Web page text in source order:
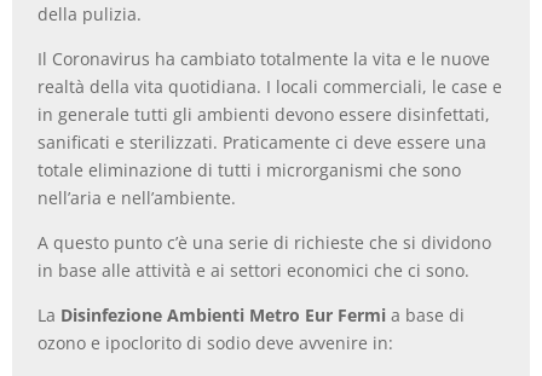
della pulizia.
Il Coronavirus ha cambiato totalmente la vita e le nuove
realtà della vita quotidiana. I locali commerciali, le case e
in generale tutti gli ambienti devono essere disinfettati,
sanificati e sterilizzati. Praticamente ci deve essere una
totale eliminazione di tutti i microrganismi che sono
nell’aria e nell’ambiente.
A questo punto c’è una serie di richieste che si dividono
in base alle attività e ai settori economici che ci sono.
La Disinfezione Ambienti Metro Eur Fermi a base di
ozono e ipoclorito di sodio deve avvenire in: